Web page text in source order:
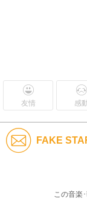
友情 感
FAKE
この音楽